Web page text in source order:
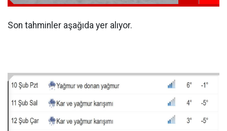
Son tahminler aşağıda yer alıyor.